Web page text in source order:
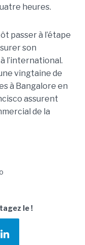
heures.
passer à l’étape
son
l’international.
vingtaine de
à Bangalore en
assurent
de la
le !